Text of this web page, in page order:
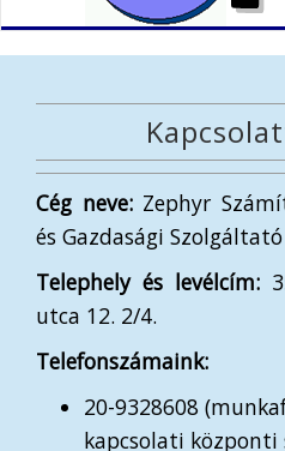
Cég neve:Zephyr
és Gazdasági
Telephely és levélcím:
utca 12. 2/4.
Telefonszámaink:
20-9328608
kapcsolati központi